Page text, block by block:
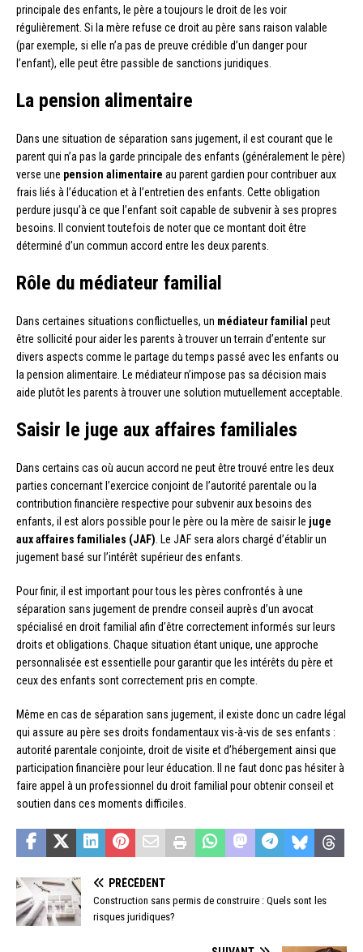
principale des enfants, le père a toujours le droit de les voir
régulièrement. Si la mère refuse ce droit au père sans raison valable
(par exemple, si elle n’a pas de preuve crédible d’un danger pour
l’enfant), elle peut être passible de sanctions juridiques.
La pension alimentaire
Dans une situation de séparation sans jugement, il est courant que le
parent qui n’a pas la garde principale des enfants (généralement le père)
verse une pension alimentaire au parent gardien pour contribuer aux
frais liés à l’éducation et à l’entretien des enfants. Cette obligation
perdure jusqu’à ce que l’enfant soit capable de subvenir à ses propres
besoins. Il convient toutefois de noter que ce montant doit être
déterminé d’un commun accord entre les deux parents.
Rôle du médiateur familial
Dans certaines situations conflictuelles, un médiateur familial peut
être sollicité pour aider les parents à trouver un terrain d’entente sur
divers aspects comme le partage du temps passé avec les enfants ou
la pension alimentaire. Le médiateur n’impose pas sa décision mais
aide plutôt les parents à trouver une solution mutuellement acceptable.
Saisir le juge aux affaires familiales
Dans certains cas où aucun accord ne peut être trouvé entre les deux
parties concernant l’exercice conjoint de l’autorité parentale ou la
contribution financière respective pour subvenir aux besoins des
enfants, il est alors possible pour le père ou la mère de saisir le juge
aux affaires familiales (JAF). Le JAF sera alors chargé d’établir un
jugement basé sur l’intérêt supérieur des enfants.
Pour finir, il est important pour tous les pères confrontés à une
séparation sans jugement de prendre conseil auprès d’un avocat
spécialisé en droit familial afin d’être correctement informés sur leurs
droits et obligations. Chaque situation étant unique, une approche
personnalisée est essentielle pour garantir que les intérêts du père et
ceux des enfants sont correctement pris en compte.
Même en cas de séparation sans jugement, il existe donc un cadre légal
qui assure au père ses droits fondamentaux vis-à-vis de ses enfants :
autorité parentale conjointe, droit de visite et d’hébergement ainsi que
participation financière pour leur éducation. Il ne faut donc pas hésiter à
faire appel à un professionnel du droit familial pour obtenir conseil et
soutien dans ces moments difficiles.
PRÉCÉDENT
Construction sans permis de construire : Quels sont les
risques juridiques?